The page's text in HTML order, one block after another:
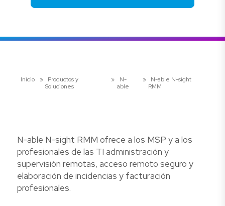
Inicio »
Productos y
Soluciones
»
N-
able
»
N-able N-sight
RMM
N-able N-sight RMM ofrece a los MSP y a los
profesionales de las TI administración y
supervisión remotas, acceso remoto seguro y
elaboración de incidencias y facturación
profesionales.